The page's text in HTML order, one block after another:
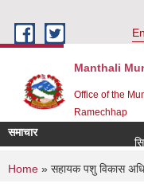
Manthali
Office of the
Ramechhap
समाचार
You are here
Home » सहायक पशु विकास